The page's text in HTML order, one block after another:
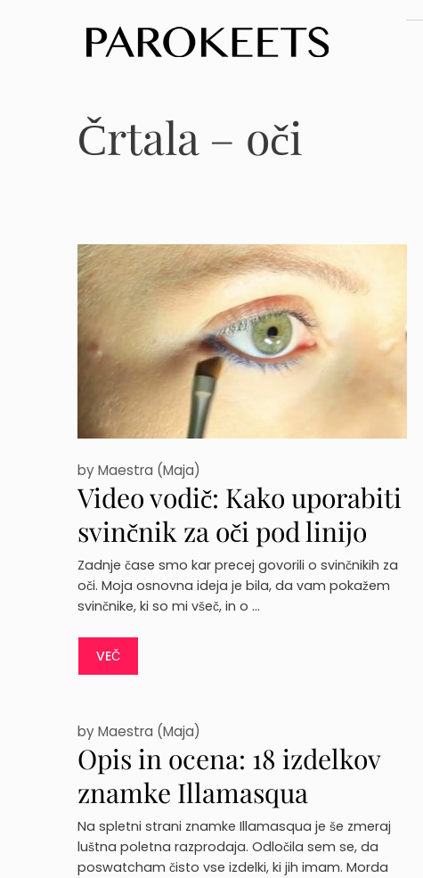
content
Črtala – oči
Video vodič: Kako uporabiti
svinčnik za oči pod linijo
spodnjih trepalnic
byMaestra (Maja)
Zadnje čase smo kar precej govorili o svinčnikih za
oči. Moja osnovna ideja je bila, da vam pokažem
svinčnike, ki so mi všeč, in o …
VEČ
Opis in ocena: 18 izdelkov
znamke Illamasqua
byMaestra (Maja)
Na spletni strani znamke Illamasqua je še zmeraj
luštna poletna razprodaja. Odločila sem se, da
poswatcham čisto vse izdelki, ki jih imam. Morda